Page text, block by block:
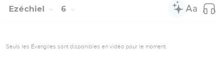
Ezéchiel 6
Seuls les Évangiles sont disponibles en vidéo pour le moment.